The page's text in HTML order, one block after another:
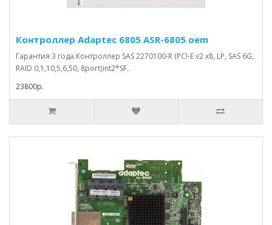
Контроллер Adaptec 6805 ASR-6805 oem
Гарантия 3 года.Контроллер SAS 2270100-R (PCI-E v2 x8, LP, SAS 6G,
RAID 0,1,10,5,6,50, 8port(int2*SF..
23800р.